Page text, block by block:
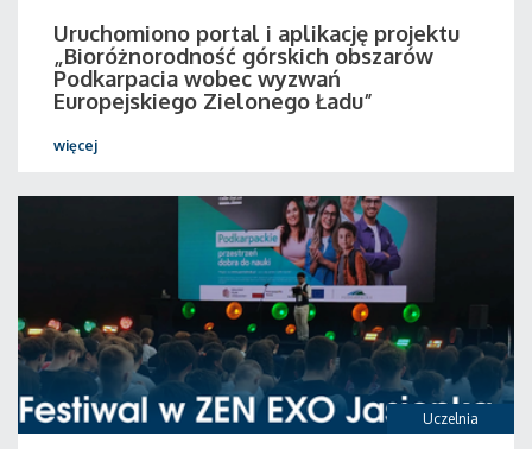
Uruchomiono portal i aplikację projektu
„Bioróżnorodność górskich obszarów
Podkarpacia wobec wyzwań
Europejskiego Zielonego Ładu”
więcej
Uczelnia